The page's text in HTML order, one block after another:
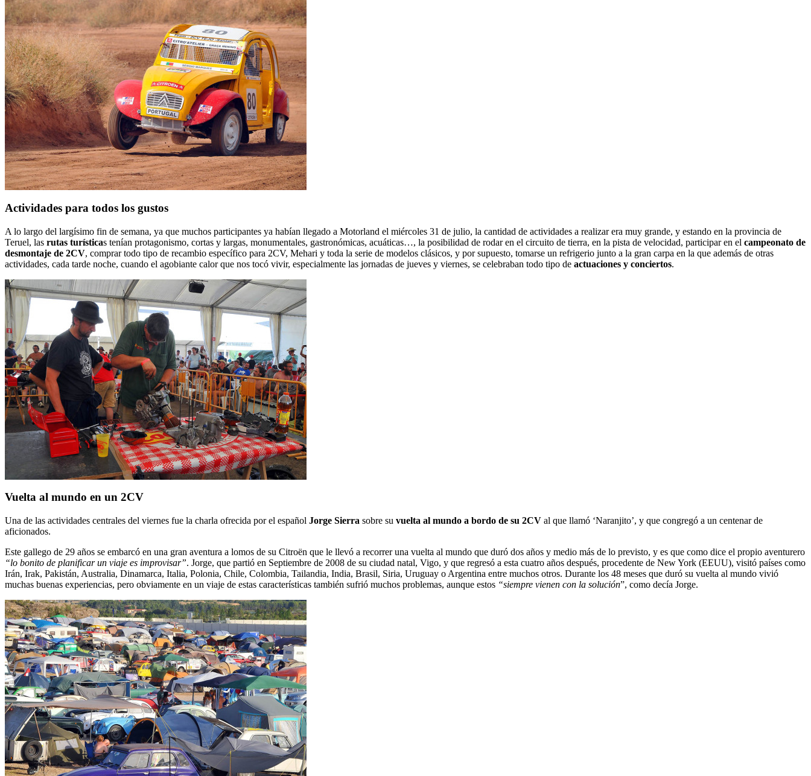
Actividades para todos los gustos
A lo largo del largísimo fin de semana, ya que muchos participantes ya habían llegado a Motorland el miércoles 31 de julio, la cantidad de actividades a realizar era muy grande, y estando en la provincia de
Teruel, las rutas turísticas tenían protagonismo, cortas y largas, monumentales, gastronómicas, acuáticas…, la posibilidad de rodar en el circuito de tierra, en la pista de velocidad, participar en el campeonato de
desmontaje de 2CV, comprar todo tipo de recambio específico para 2CV, Mehari y toda la serie de modelos clásicos, y por supuesto, tomarse un refrigerio junto a la gran carpa en la que además de otras
actividades, cada tarde noche, cuando el agobiante calor que nos tocó vivir, especialmente las jornadas de jueves y viernes, se celebraban todo tipo de actuaciones y conciertos.
Vuelta al mundo en un 2CV
Una de las actividades centrales del viernes fue la charla ofrecida por el español Jorge Sierra sobre su vuelta al mundo a bordo de su 2CV al que llamó ‘Naranjito’, y que congregó a un centenar de
aficionados.
Este gallego de 29 años se embarcó en una gran aventura a lomos de su Citroën que le llevó a recorrer una vuelta al mundo que duró dos años y medio más de lo previsto, y es que como dice el propio aventurero
“lo bonito de planificar un viaje es improvisar”. Jorge, que partió en Septiembre de 2008 de su ciudad natal, Vigo, y que regresó a esta cuatro años después, procedente de New York (EEUU), visitó países como
Irán, Irak, Pakistán, Australia, Dinamarca, Italia, Polonia, Chile, Colombia, Tailandia, India, Brasil, Siria, Uruguay o Argentina entre muchos otros. Durante los 48 meses que duró su vuelta al mundo vivió
muchas buenas experiencias, pero obviamente en un viaje de estas características también sufrió muchos problemas, aunque estos “siempre vienen con la solución”, como decía Jorge.